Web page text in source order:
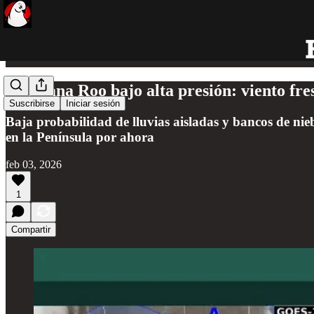
Suscribirse Iniciar sesión
Quintana Roo bajo alta presión: viento
Baja probabilidad de lluvias aisladas y bancos de
en la Península por ahora
feb 03, 2026
1
Compartir